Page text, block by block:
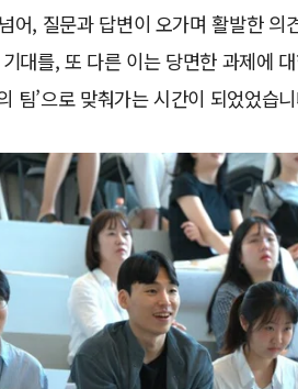
어, 질문과 답변이 오가며 활발한 의
대를, 또 다른 이는 당면한 과제에
팀’으로 맞춰가는 시간이 되었었습